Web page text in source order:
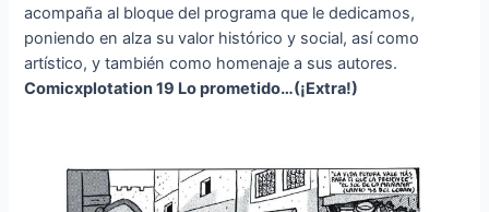
acompaña al bloque del programa que le dedicamos,
poniendo en alza su valor histórico y social, así como
artístico, y también como homenaje a sus autores.
Comicxplotation 19 Lo prometido…(¡Extra!)